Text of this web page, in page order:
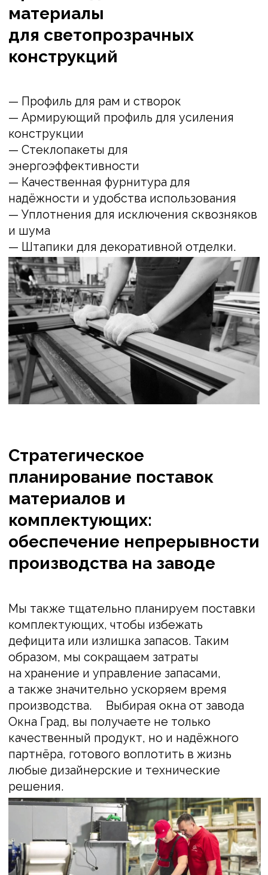
проекты и оцените
непревзойдённое качество
и сервис!
Оставьте, свои контактные данные
наш менеджер свяжется с вами и
ответит на все ваши вопросы.
У вас остались вопросы?
Отправить
Нажимая на кнопку отправить, вы даёте
согласие на обработку персональных
данных и соглашаетесь c политикой
конфиденциальности.
Офис: г. Самара, ул. Победы, 168
Производство: Самарская область,
Волжский район, городское
поселение Смышляевка, улица
Механиков, 12Вс1
пн-пт: с 8:00 до 17:00
сб: с 10:00 до 15:00
О КОМПАНИИ
ПВХ конструкции
Фурнитура
Стеклопакеты
Портальные системы
HS-порталы
Алюминиевые конструкции